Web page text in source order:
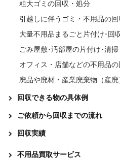
粗大ゴミの回収・処分
引越しに伴うゴミ・不用品の回
大量不用品まるごと片付け･回
ごみ屋敷･汚部屋の片付け･清掃
オフィス・店舗などの不用品
廃品や廃材・産業廃棄物（産
回収できる物の具体例
ご依頼から回収までの流れ
回収実績
不用品買取サービス